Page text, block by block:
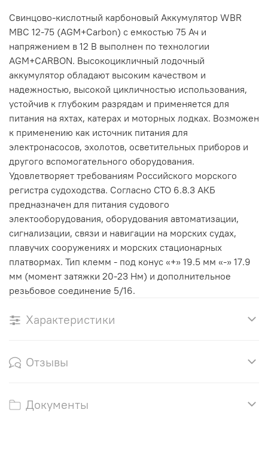
Cвинцово-кислотный карбоновый Аккумулятор WBR
MBC 12-75 (AGM+Carbon) с емкостью 75 Ач и
напряжением в 12 В выполнен по технологии
AGM+CARBON. Высокоцикличный лодочный
аккумулятор обладают высоким качеством и
надежностью, высокой цикличностью использования,
устойчив к глубоким разрядам и применяется для
питания на яхтах, катерах и моторных лодках. Возможен
к применению как источник питания для
электронасосов, эхолотов, осветительных приборов и
другого вспомогательного оборудования.
Удовлетворяет требованиям Российского морского
регистра судоходства. Согласно СТО 6.8.3 АКБ
предназначен для питания судового
электооборудования, оборудования автоматизации,
сигнализации, связи и навигации на морских судах,
плавучих сооружениях и морских стационарных
платвормах. Тип клемм - под конус «+» 19.5 мм «-» 17.9
мм (момент затяжки 20-23 Нм) и дополнительное
резьбовое соединение 5/16.
Характеристики
Отзывы
Документы